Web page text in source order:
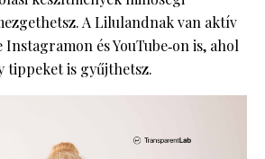
A Lilulandnak van aktív
és YouTube‑on is, ahol
tippeket is gyűjthetsz.